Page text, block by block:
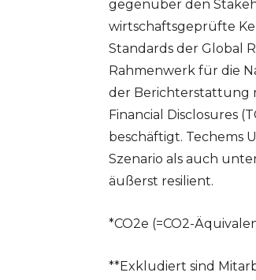
gegenüber den
wirtschaftsgeprüfte
Standards der Global
Rahmenwerk für die
der Berichterstattung
Financial Disclosures
beschäftigt. Techems
Szenario als auch
äußerst resilient.
*CO2e (=CO2-
**Exkludiert sind